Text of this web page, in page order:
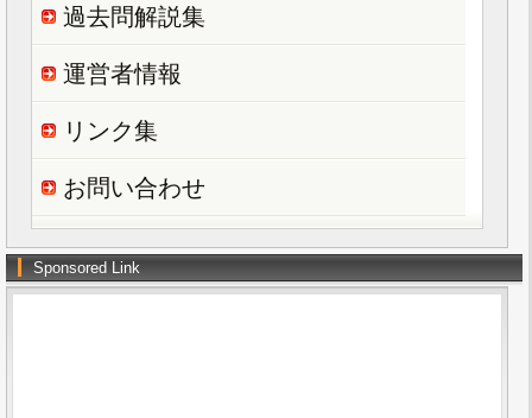
過去問解説集
運営者情報
リンク集
お問い合わせ
Sponsored Link